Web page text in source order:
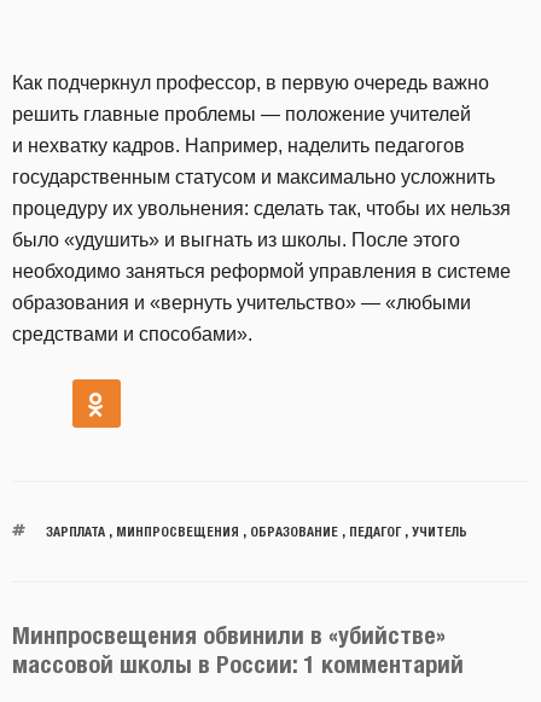
Как подчеркнул профессор, в первую очередь важно
решить главные проблемы — положение учителей
и нехватку кадров. Например, наделить педагогов
государственным статусом и максимально усложнить
процедуру их увольнения: сделать так, чтобы их нельзя
было «удушить» и выгнать из школы. После этого
необходимо заняться реформой управления в системе
образования и «вернуть учительство» — «любыми
средствами и способами».
ЗАРПЛАТА, МИНПРОСВЕЩЕНИЯ ОБРАЗОВАНИЕ, ПЕДАГОГ, УЧИТЕЛЬ
Минпросвещения обвинили в «убийстве»
массовой школы в России: 1 комментарий